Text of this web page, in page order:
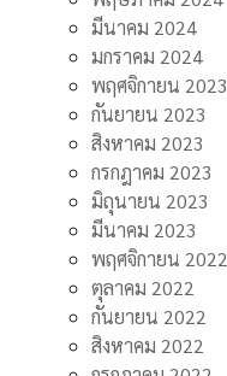
มีนาคม 2024
มกราคม 2024
พฤศจิกายน 2023
กันยายน 2023
สิงหาคม 2023
กรกฎาคม 2023
มิถุนายน 2023
มีนาคม 2023
พฤศจิกายน 2022
ตุลาคม 2022
กันยายน 2022
สิงหาคม 2022